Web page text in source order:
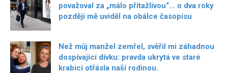
považoval za „málo přitažlivou“… o dva roky
později mě uviděl na obálce časopisu
Než můj manžel zemřel, svěřil mi záhadnou
dospívající dívku: pravda ukrytá ve staré
krabici otřásla naší rodinou.